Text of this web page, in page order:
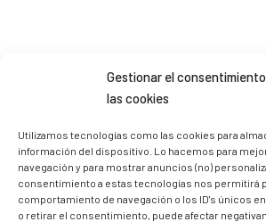
Gestionar el
las cookies
Utilizamos tecnologías como las cookies para
información del dispositivo. Lo hacemos para
navegación y para mostrar anuncios (no)
consentimiento a estas tecnologías nos permitirá
comportamiento de navegación o los ID's únicos
o retirar el consentimiento, puede afectar
Sígueme en Instagram
trizia_comopedroporsucasa
Freelance | Web | RRSS
Mi
@lacatalina.shop
Alquila tu
@caravana_go
Mi blog de viajes